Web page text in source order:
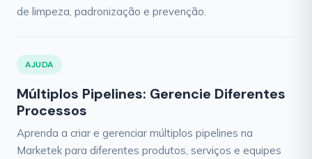
de limpeza, padronização e prevenção.
AJUDA
Múltiplos Pipelines: Gerencie Diferentes
Processos
Aprenda a criar e gerenciar múltiplos pipelines na
Marketek para diferentes produtos, serviços e equipes